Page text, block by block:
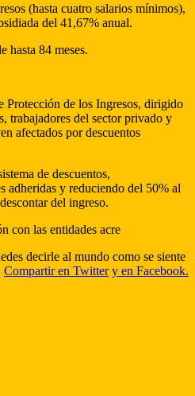
(hasta cuatro salarios mínimos),
del 41,67% anual.
hasta 84 meses.
Protección de los Ingresos, dirigido
trabajadores del sector privado y
afectados por descuentos
de descuentos,
adheridas y reduciendo del 50% al
del ingreso.
con las entidades acre
decirle al mundo como se siente
Compartir en Twitter y en Facebook.